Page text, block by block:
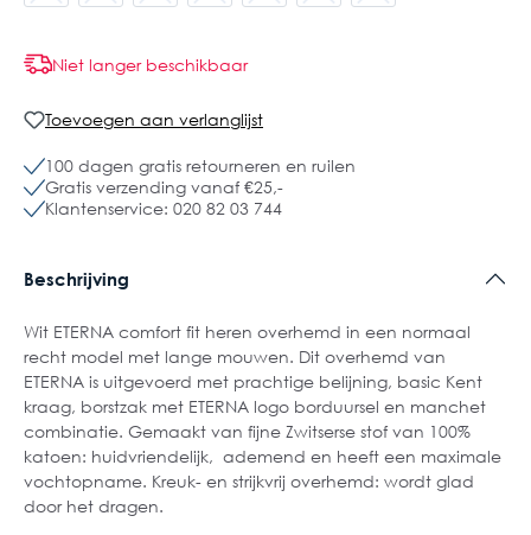
Niet langer beschikbaar
Toevoegen aan verlanglijst
100 dagen gratis retourneren en ruilen
Gratis verzending vanaf €25,-
Klantenservice: 020 82 03 744
Beschrijving
Wit ETERNA comfort fit heren overhemd in een normaal
recht model met lange mouwen. Dit overhemd van
ETERNA is uitgevoerd met prachtige belijning, basic Kent
kraag, borstzak met ETERNA logo borduursel en manchet
combinatie. Gemaakt van fijne Zwitserse stof van 100%
katoen: huidvriendelijk, ademend en heeft een maximale
vochtopname. Kreuk- en strijkvrij overhemd: wordt glad
door het dragen.